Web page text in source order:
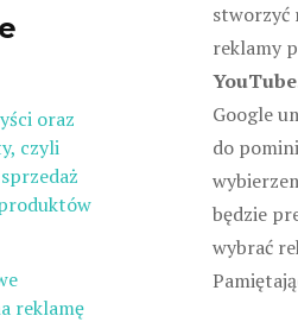
stworzyć
reklamy
Google
do
będzie
wybrać
oraz
czyli
reklamę